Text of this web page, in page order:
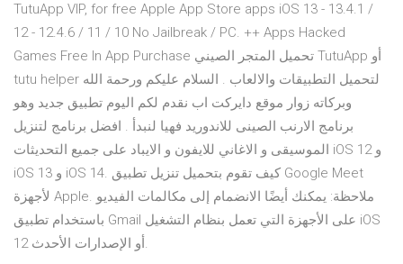
TutuApp VIP, for free Apple App Store apps iOS 13 - 13.4.1 /
12 - 12.4.6 / 11 / 10 No Jailbreak / PC. ++ Apps Hacked
Games Free In App Purchase تحميل المتجر الصيني TutuApp أو
tutu helper لتحميل التطبيقات والالعاب . السلام عليكم ورحمة الله
وبركاته زوار موقع دايركت اب نقدم لكم اليوم تطبيق جديد وهو
برنامج الارنب الصينى للاندوريد فهيا لنبدأ . افضل برنامج لتنزيل
الموسيقى و الاغاني للايفون و الايباد على جميع التحديثات iOS 12 و
iOS 13 و iOS 14. كيف تقوم بتحميل تنزيل تطبيق Google Meet
لأجهزة Apple. ملاحظة: يمكنك أيضًا الانضمام إلى مكالمات الفيديو
باستخدام تطبيق Gmail على الأجهزة التي تعمل بنظام التشغيل iOS
12 أو الإصدارات الأحدث.